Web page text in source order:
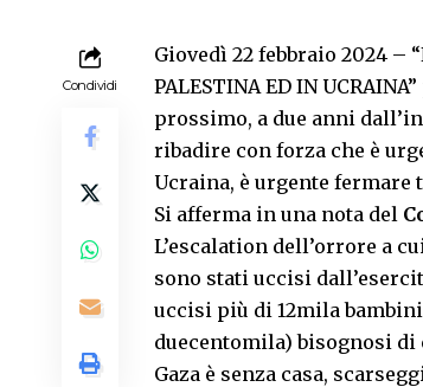
Condividi
Giovedì 22 febbraio 2024 –
PALESTINA ED IN
prossimo, a due anni
ribadire con forza che è
Ucraina, è urgente fermare
Si afferma in una nota del
L’escalation dell’orrore a
sono stati uccisi
uccisi più di 12mila
duecentomila) bisognosi
Gaza è senza casa,